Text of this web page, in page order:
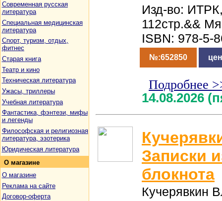
Современная русская
литература
Специальная медицинская
литература
Спорт, туризм, отдых,
фитнес
Старая книга
Театр и кино
Техническая литература
Ужасы, триллеры
Учебная литература
Фантастика, фэнтези, мифы
и легенды
Философская и религиозная
литература, эзотерика
Юридическая литература
О магазине
О магазине
Реклама на сайте
Договор-оферта
Изд-во:
112стр.&&
ISBN: 978-5-
№:652850
Подробнее
14.08.2026
Записки
блокнота
Кучерявкин